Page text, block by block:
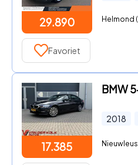
29.890 Helmond
Favoriet
17.385
2018